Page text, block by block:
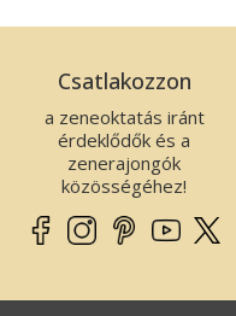
Csatlakozzon
a zeneoktatás iránt
érdeklődők és a
zenerajongók
közösségéhez!